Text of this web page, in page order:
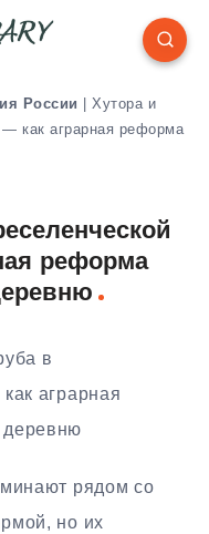
России | Хутора и
— как аграрная реформа
реформа
в
аграрная
рядом со
но их